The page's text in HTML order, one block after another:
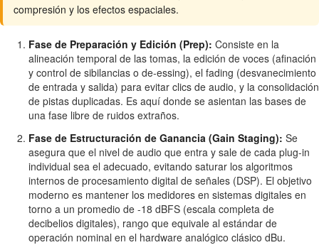
compresión y los efectos espaciales.
Fase de Preparación y Edición (Prep): Consiste en la
alineación temporal de las tomas, la edición de voces (afinación
y control de sibilancias o de-essing), el fading (desvanecimiento
de entrada y salida) para evitar clics de audio, y la consolidación
de pistas duplicadas. Es aquí donde se asientan las bases de
una fase libre de ruidos extraños.
Fase de Estructuración de Ganancia (Gain Staging): Se
asegura que el nivel de audio que entra y sale de cada plug-in
individual sea el adecuado, evitando saturar los algoritmos
internos de procesamiento digital de señales (DSP). El objetivo
moderno es mantener los medidores en sistemas digitales en
torno a un promedio de -18 dBFS (escala completa de
decibelios digitales), rango que equivale al estándar de
operación nominal en el hardware analógico clásico dBu.